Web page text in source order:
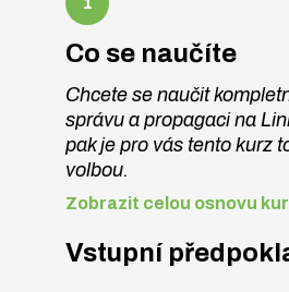
Co se naučíte
Chcete se naučit
správu a propagaci na
pak je pro vás tento kurz
volbou.
Zobrazit celou osnovu
Vstupní